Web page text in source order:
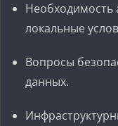
Необходимость
локальные
Вопросы
данных.